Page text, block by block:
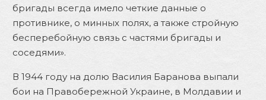
бригады всегда имело четкие данные о
противнике, о минных полях, а также стройную
бесперебойную связь с частями бригады и
соседями».
В 1944 году на долю Василия Баранова выпали
бои на Правобережной Украине, в Молдавии и